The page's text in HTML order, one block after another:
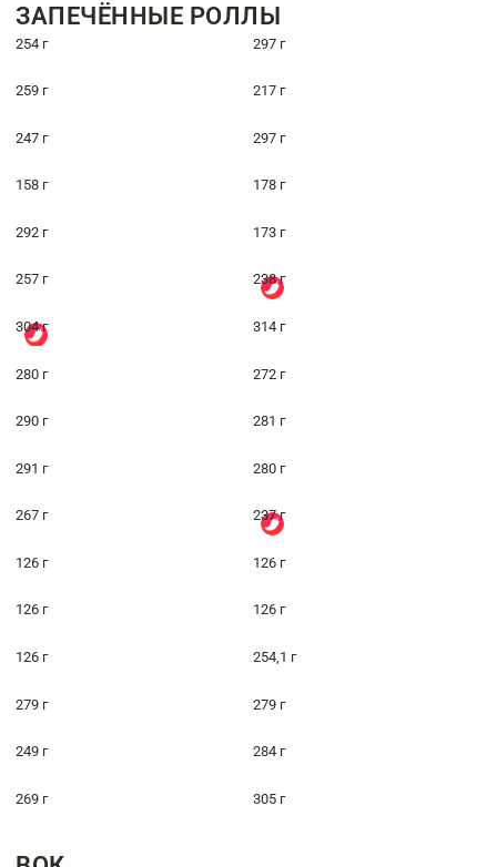
ЗАПЕЧЁННЫЕ РОЛЛЫ
254 г 297 г
259 г 217 г
247 г 297 г
158 г 178 г
292 г 173 г
257 г 238 г
304 г 314 г
280 г 272 г
290 г 281 г
291 г 280 г
267 г 237 г
126 г 126 г
126 г 126 г
126 г 254,1 г
279 г 279 г
249 г 284 г
269 г 305 г